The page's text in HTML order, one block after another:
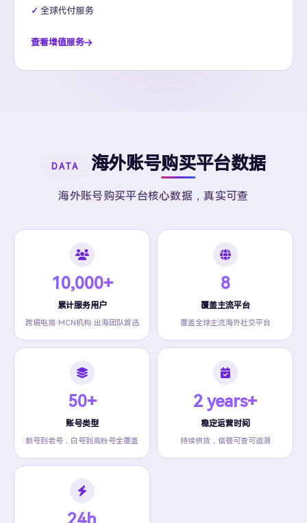
全球代付服务
查看增值服务
DATA 海外账号购买平台数据
海外账号购买平台核心数据，真实可查
10,000+
累计服务用户
跨境电商·MCN机构·出海团队首选
8
覆盖主流平台
覆盖全球主流海外社交平台
50+
账号类型
新号到老号，白号到高粉号全覆盖
2 years+
稳定运营时间
持续供货，信誉可查可追溯